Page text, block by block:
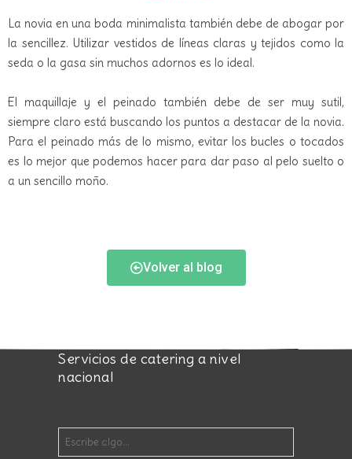
La novia en una boda minimalista también debe de abogar por
la sencillez. Utilizar vestidos de líneas claras y tejidos como la
seda o la gasa sin muchos adornos es lo ideal.
El maquillaje y el peinado también debe de ser muy sutil,
siempre claro está buscando los puntos a destacar de la novia.
Para el peinado más de lo mismo, evitar los bucles o tocados
es lo mejor que podemos hacer para dar paso al pelo suelto o
a un sencillo moño.
Volver al blog
Servicios de catering a nivel
nacional